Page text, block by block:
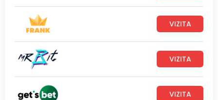
VIZITA
VIZITA
VIZITA